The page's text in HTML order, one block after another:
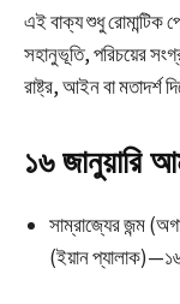
এই বাক্য শুধু রোমান্টিক
সহানুভূতি, পরিচয়ের
রাষ্ট্র, আইন বা মতাদর্শ
১৬ জানুয়ারি
সাম্রাজ্যের জন্ম
(ইয়ান প্যালাক)—১৬